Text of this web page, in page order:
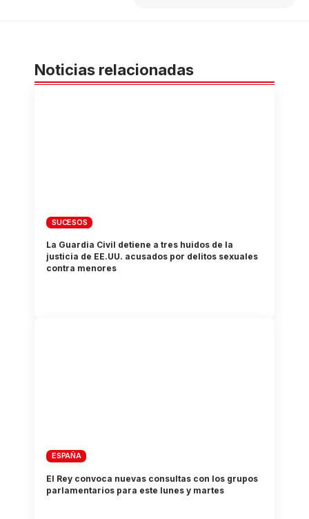
Noticias relacionadas
SUCESOS
La Guardia Civil detiene a tres huidos de la
justicia de EE.UU. acusados por delitos sexuales
contra menores
ESPAÑA
El Rey convoca nuevas consultas con los grupos
parlamentarios para este lunes y martes